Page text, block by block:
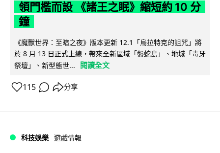
領門檻而設 《諸王之眠》縮短約 10 分
鐘
《魔獸世界：至暗之夜》版本更新 12.1「烏拉特克的詛咒」將
於 8 月 13 日正式上線，帶來全新區域「盤蛇島」、地城「毒牙
祭壇」、新型態世...
閱讀全文
115 分享
科技娛樂 遊戲情報